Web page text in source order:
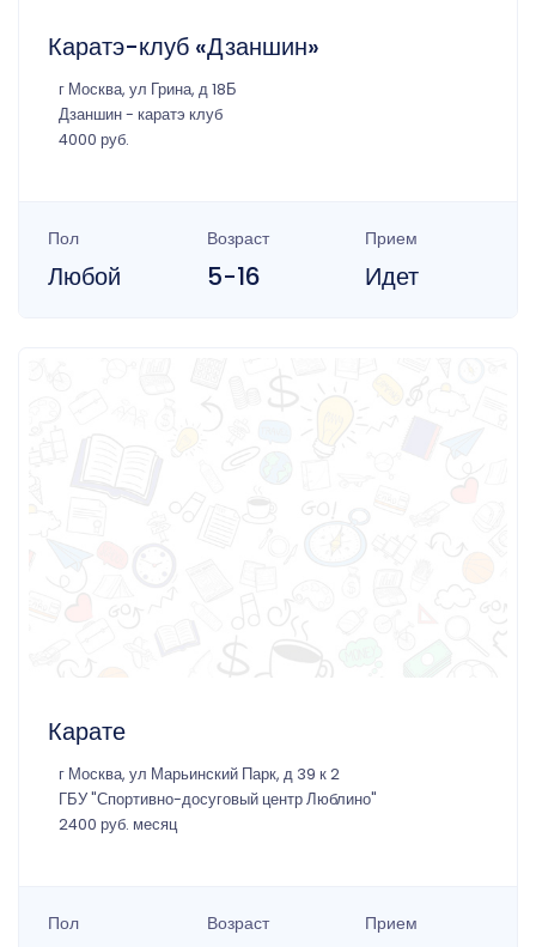
Каратэ-клуб «Дзаншин»
г Москва, ул Грина, д 18Б
Дзаншин - каратэ клуб
4000 руб.
Пол
Любой
Возраст
5-16
Прием
Идет
Карате
г Москва, ул Марьинский Парк, д 39 к 2
ГБУ "Спортивно-досуговый центр Люблино"
2400 руб. месяц
Пол Возраст Прием